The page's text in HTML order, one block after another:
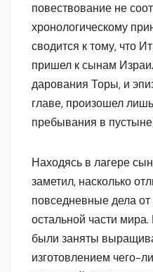
повествование не
хронологическому
сводится к тому, что
пришел к сынам
дарования Торы, и
главе, произошел
пребывания в
Находясь в лагере
заметил, насколько
повседневные дела от
остальной части
были заняты
изготовлением чего-